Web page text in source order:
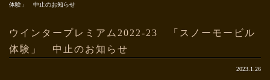
体験」 中止のお知らせ
ウインタープレミアム2022-23 「スノーモービル
体験」 中止のお知らせ
2023.1.26